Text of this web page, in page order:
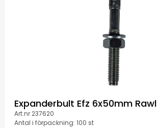
Expanderbult Efz 6x50mm Rawl
Art.nr 237620
Antal i förpackning: 100 st